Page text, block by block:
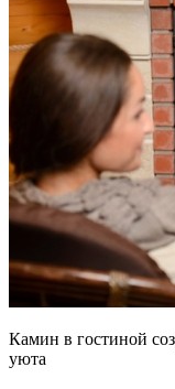
Камин в гостиной
уюта